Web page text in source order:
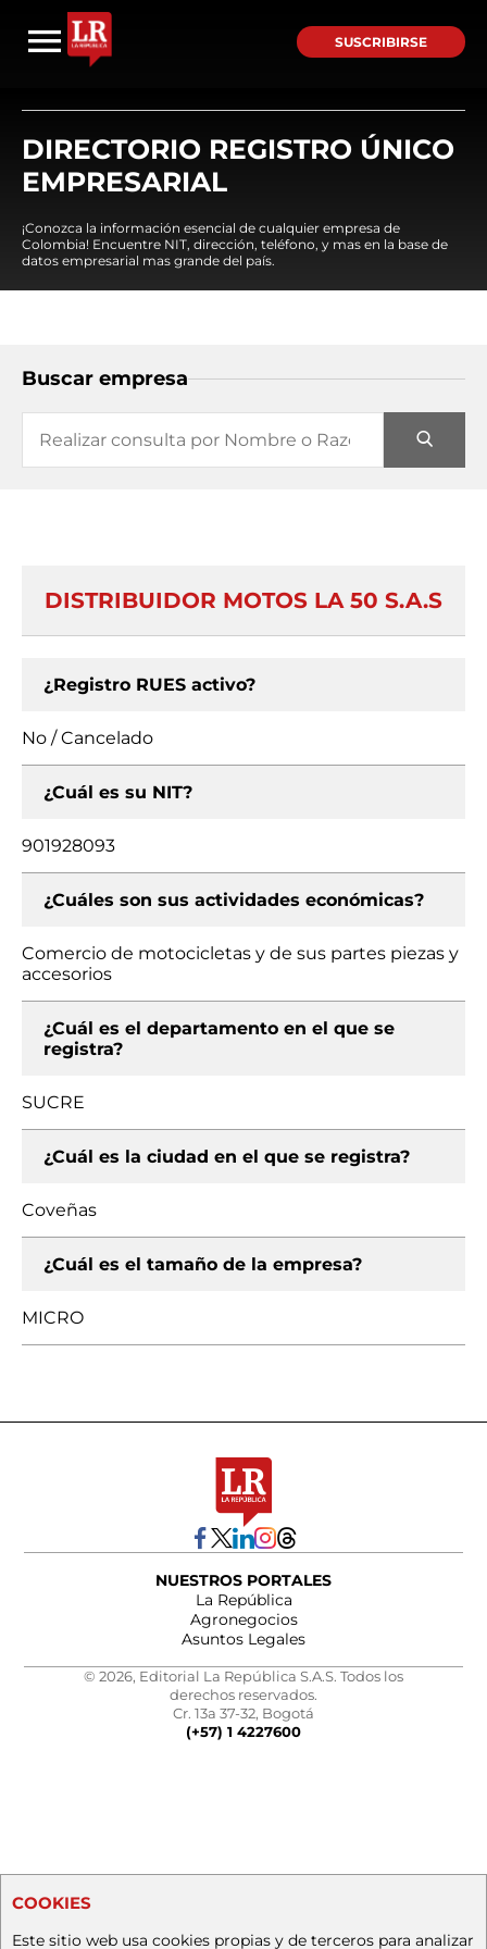
SUSCRIBIRSE
DIRECTORIO REGISTRO ÚNICO
EMPRESARIAL
¡Conozca la información esencial de cualquier empresa de
Colombia! Encuentre NIT, dirección, teléfono, y mas en la base de
datos empresarial mas grande del país.
Buscar empresa
DISTRIBUIDOR MOTOS LA 50 S.A.S
¿Registro RUES activo?
No / Cancelado
¿Cuál es su NIT?
901928093
¿Cuáles son sus actividades económicas?
Comercio de motocicletas y de sus partes piezas y
accesorios
¿Cuál es el departamento en el que se
registra?
SUCRE
¿Cuál es la ciudad en el que se registra?
Coveñas
¿Cuál es el tamaño de la empresa?
MICRO
NUESTROS PORTALES
La República
Agronegocios
Asuntos Legales
© 2026, Editorial La República S.A.S. Todos los
derechos reservados.
Cr. 13a 37-32, Bogotá
(+57) 1 4227600
COOKIES
Este sitio web usa cookies propias y de terceros para analizar